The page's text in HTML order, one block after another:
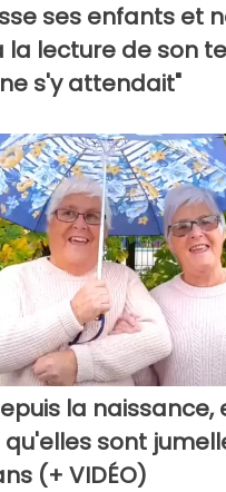
ses enfants et
la lecture de son
s'y attendait"
la naissance,
sont
(+ VIDÉO)